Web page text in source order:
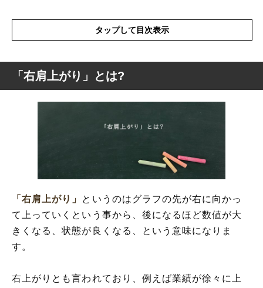
タップして目次表示
「右肩上がり」の語源
「右肩上がり」を使った例文と意味を解釈
「右肩上がり」の類語や類義語・言い換え
「右肩上がり」とは?
「右肩上がり」 というのはグラフの先が右に向かっ
て上っていくという事から、後になるほど数値が大
きくなる、状態が良くなる、という意味になりま
す。
右上がりとも言われており、例えば業績が徐々に上